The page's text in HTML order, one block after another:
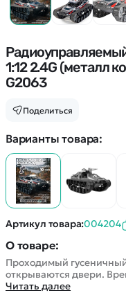
1:12 2.4G (металл
G2063
Поделиться
Варианты товара:
Артикул товара:004204
О товаре:
Проходимый
открываются двери.
Читать далее
Вертолеты
Катера
Самолеты
Сборные модели
Спецтехника
Железные дороги
Конструкторы
Запчасти для
Блог
Статьи про
Обзор
Аренда
Покупка в кредит
Оплата и доставка
Помощь
Отследить заказ
Оплата на сайте